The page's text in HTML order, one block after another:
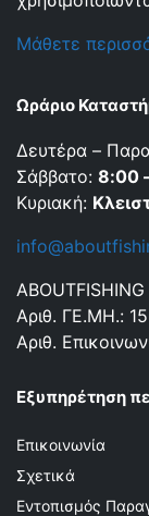
Μάθετε
Ωράριο
Δευτέρα –
Σάββατο: 8:00
Κυριακή:
Αριθ. ΓΕ.ΜΗ.:
Αριθ.
Εξυπηρέτηση
Επικοινωνία
Σχετικά
Εντοπισμός